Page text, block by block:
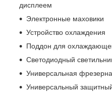
дисплеем
Электронные маховики
Устройство охлаждения
Поддон для
Светодиодный
Универсальная
Универсальный